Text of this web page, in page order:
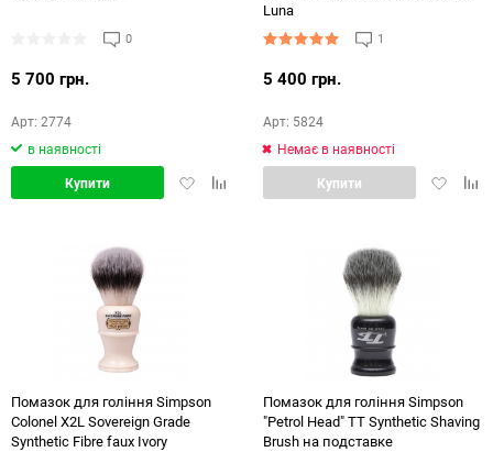
0
5 700 грн.
Арт: 2774
в наявності
ДодатиДодати
Купити
Luna
1
5 400 грн.
Арт: 5824
Немає в наявності
Додати
Купити
Помазок для гоління Simpson
Colonel X2L Sovereign Grade
Synthetic Fibre faux Ivory
Помазок для гоління Simpson
"Petrol Head" TT Synthetic Shaving
Brush на подставке